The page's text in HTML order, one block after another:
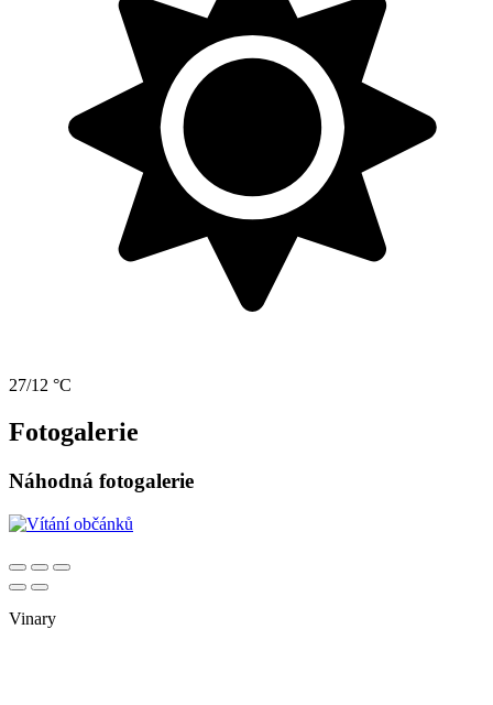
27/12 °C
Fotogalerie
Náhodná fotogalerie
Vinary